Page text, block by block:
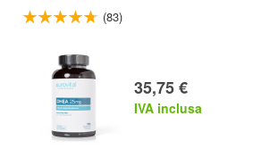
(83)
35,75 €
IVA inclusa